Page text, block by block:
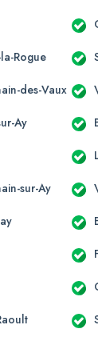
Rogue
des-Vaux
Ay
sur-Ay